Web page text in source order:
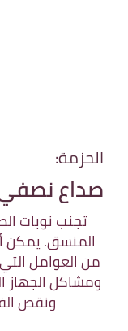
الحزمة:
صداع
تجنب نوبات
المنسق. يمكن
من العوامل
ومشاكل الجهاز
ونقص